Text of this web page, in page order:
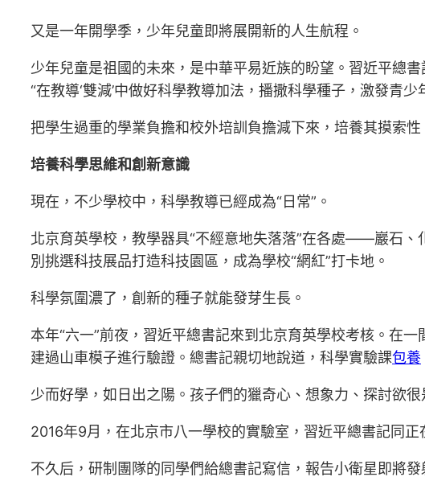
又是一年開學季，少年兒童即將展開新的人生航程。
少年兒童是祖國的未來，是中華平易近族的盼望。習近平總
“在教導‘雙減’中做好科學教導加法，播撒科學種子，激發青少
把學生過重的學業負擔和校外培訓負擔減下來，培養其摸索
培養科學思維和創新意識
現在，不少學校中，科學教導已經成為“日常”。
北京育英學校，教學器具“不經意地失落落”在各處——巖石
別挑選科技展品打造科技園區，成為學校“網紅”打卡地。
科學氛圍濃了，創新的種子就能發芽生長。
本年“六一”前夜，習近平總書記來到北京育英學校考核。在
建過山車模子進行驗證。總書記親切地說道，科學實驗課包養
少而好學，如日出之陽。孩子們的獵奇心、想象力、探討欲很
2016年9月，在北京市八一學校的實驗室，習近平總書記同
不久后，研制團隊的同學們給總書記寫信，報告小衛星即將